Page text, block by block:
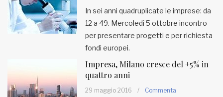
MUNICIPI
Inviateci le vostre segnalazioni
In sei anni quadruplicate le imprese: da
12 a 49. Mercoledì 5 ottobre incontro
per presentare progetti e per richiesta
fondi europei.
Impresa, Milano cresce del +5% in
quattro anni
29 maggio 2016 / Commenta